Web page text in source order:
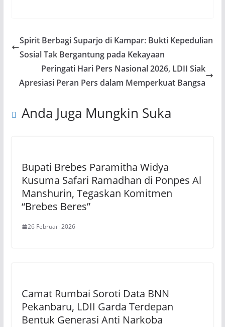
Spirit Berbagi Suparjo di Kampar: Bukti Kepedulian
Sosial Tak Bergantung pada Kekayaan
Peringati Hari Pers Nasional 2026, LDII Siak
Apresiasi Peran Pers dalam Memperkuat Bangsa
Anda Juga Mungkin Suka
Bupati Brebes Paramitha Widya
Kusuma Safari Ramadhan di Ponpes Al
Manshurin, Tegaskan Komitmen
“Brebes Beres”
26 Februari 2026
Camat Rumbai Soroti Data BNN
Pekanbaru, LDII Garda Terdepan
Bentuk Generasi Anti Narkoba